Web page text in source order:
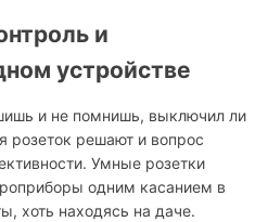
и
устройстве
и не помнишь, выключил ли
розеток решают и вопрос
Умные розетки
одним касанием в
хоть находясь на даче.